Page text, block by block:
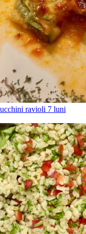
ravioli 7 luni